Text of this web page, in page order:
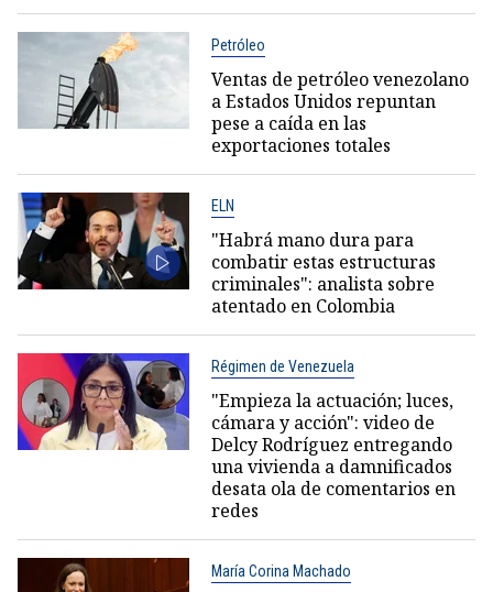
Petróleo
Ventas de petróleo venezolano
a Estados Unidos repuntan
pese a caída en las
exportaciones totales
ELN
"Habrá mano dura para
combatir estas estructuras
criminales": analista sobre
atentado en Colombia
Régimen de Venezuela
"Empieza la actuación; luces,
cámara y acción": video de
Delcy Rodríguez entregando
una vivienda a damnificados
desata ola de comentarios en
redes
María Corina Machado